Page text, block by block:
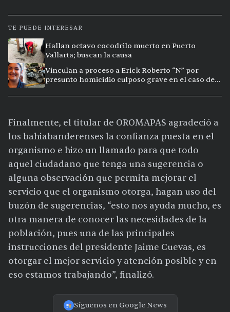
TE PUEDE INTERESAR
Hallan octavo cocodrilo muerto en Puerto
Vallarta; buscan la causa
Vinculan a proceso a Erick Roberto “N” por
presunto homicidio culposo grave en el caso de
Finalmente, el titular de OROMAPAS agradeció a
los bahiabanderenses la confianza puesta en el
organismo e hizo un llamado para que todo
aquel ciudadano que tenga una sugerencia o
alguna observación que permita mejorar el
servicio que el organismo otorga, hagan uso del
buzón de sugerencias, “esto nos ayuda mucho, es
otra manera de conocer las necesidades de la
población, pues una de las principales
instrucciones del presidente Jaime Cuevas, es
otorgar el mejor servicio y atención posible y en
eso estamos trabajando”, finalizó.
Síguenos en Google News